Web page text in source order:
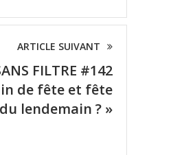
ARTICLE SUIVANT
FILTRE #142
de fête et fête
du lendemain ? »